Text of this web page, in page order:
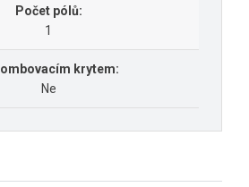
Počet pólů:
1
krytem:
Ne